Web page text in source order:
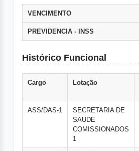
VENCIMENTO
PREVIDENCIA - INSS
Histórico Funcional
Cargo Lotação
ASS/DAS-1
SECRETARIA DE
SAUDE
COMISSIONADOS
1